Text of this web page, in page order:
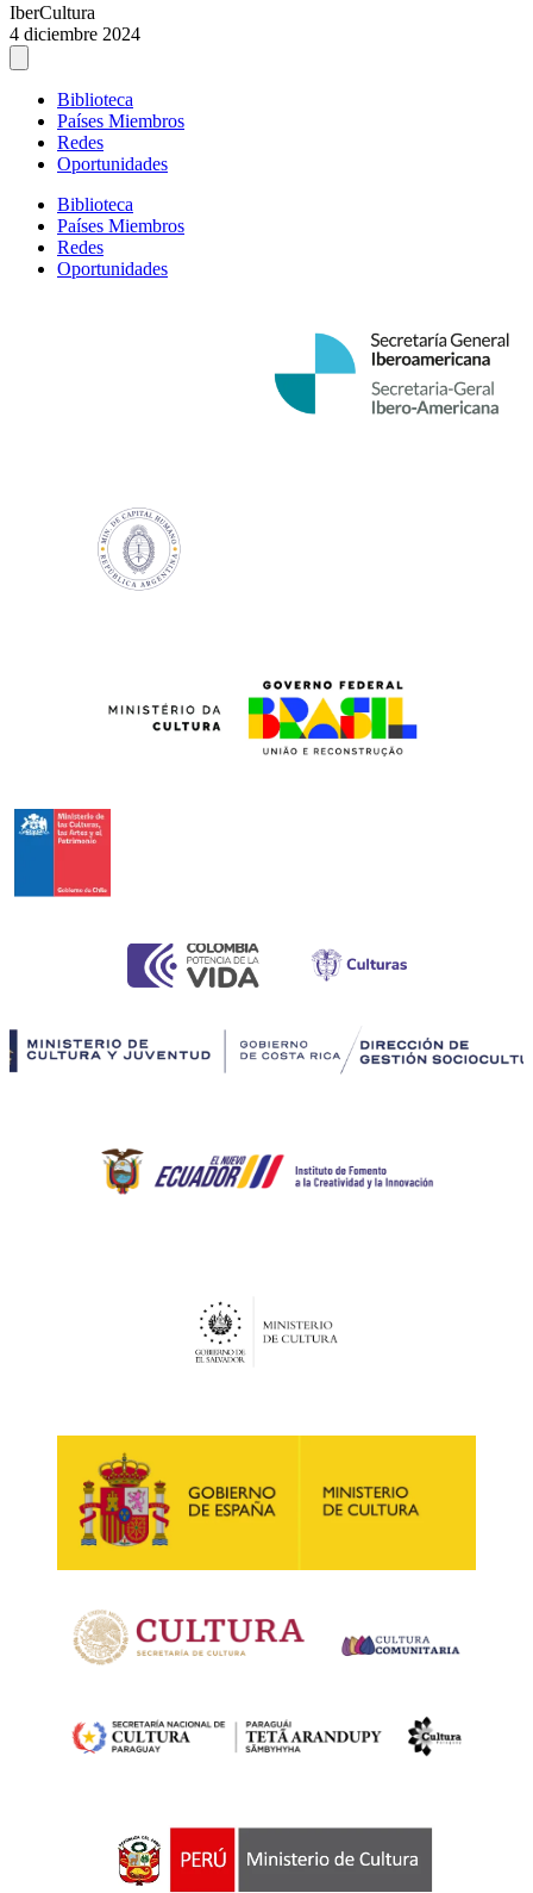
IberCultura
4 diciembre 2024
Biblioteca
Países Miembros
Redes
Oportunidades
Biblioteca
Países Miembros
Redes
Oportunidades